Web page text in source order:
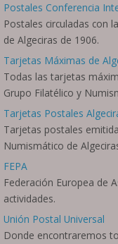
Postales Conferencia
Postales circuladas con
de Algeciras de 1906.
Tarjetas Máximas de
Todas las tarjetas
Grupo Filatélico y
Tarjetas Postales
Tarjetas postales
Numismático de
FEPA
Federación Europea de
actividades.
Unión Postal Universal
Donde encontraremos